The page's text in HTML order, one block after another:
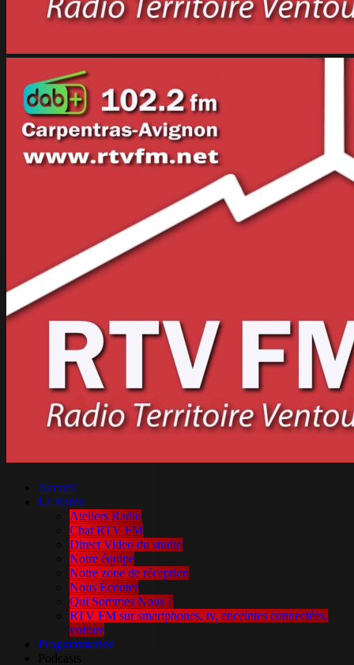
Accueil
La Radio
Ateliers Radio
Chat RTV FM
Direct Video du studio
Notre équipe
Notre zone de réception
Nous Écouter
Qui Sommes Nous ?
RTV FM sur smartphones, tv, enceintes connectées,
voiture
Programmation